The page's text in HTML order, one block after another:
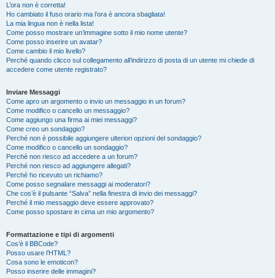
L’ora non è corretta!
Ho cambiato il fuso orario ma l’ora è ancora sbagliata!
La mia lingua non è nella lista!
Come posso mostrare un’immagine sotto il mio nome utente?
Come posso inserire un avatar?
Come cambio il mio livello?
Perché quando clicco sul collegamento all’indirizzo di posta di un utente mi chiede di
accedere come utente registrato?
Inviare Messaggi
Come apro un argomento o invio un messaggio in un forum?
Come modifico o cancello un messaggio?
Come aggiungo una firma ai miei messaggi?
Come creo un sondaggio?
Perché non è possibile aggiungere ulteriori opzioni del sondaggio?
Come modifico o cancello un sondaggio?
Perché non riesco ad accedere a un forum?
Perché non riesco ad aggiungere allegati?
Perché ho ricevuto un richiamo?
Come posso segnalare messaggi ai moderatori?
Che cos’è il pulsante “Salva” nella finestra di invio dei messaggi?
Perché il mio messaggio deve essere approvato?
Come posso spostare in cima un mio argomento?
Formattazione e tipi di argomenti
Cos’è il BBCode?
Posso usare l’HTML?
Cosa sono le emoticon?
Posso inserire delle immagini?